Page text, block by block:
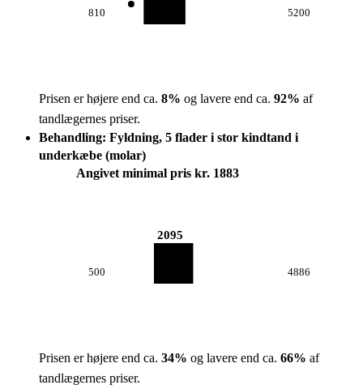
810 5200
Prisen er højere end ca. 8% og lavere end ca. 92% af
tandlægernes priser.
Behandling: Fyldning, 5 flader i stor kindtand i
underkæbe (molar)
Angivet minimal pris kr. 1883
500
2095
4886
Prisen er højere end ca. 34% og lavere end ca. 66% af
tandlægernes priser.